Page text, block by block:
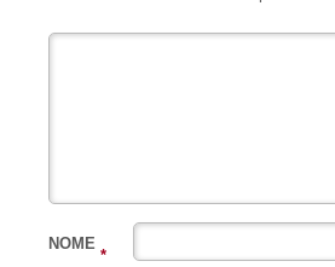
NOME
*